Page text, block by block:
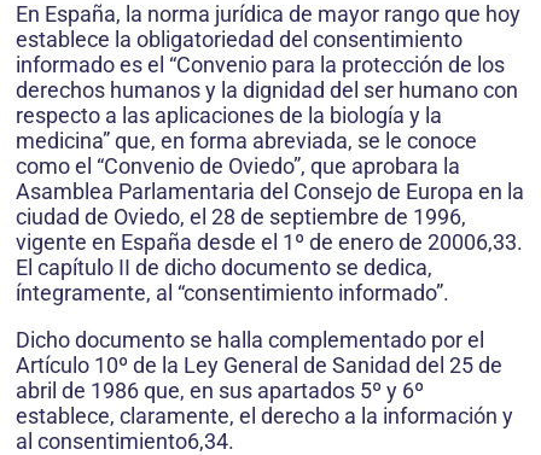
En España, la norma jurídica de mayor rango que hoy
establece la obligatoriedad del consentimiento
informado es el “Convenio para la protección de los
derechos humanos y la dignidad del ser humano con
respecto a las aplicaciones de la biología y la
medicina” que, en forma abreviada, se le conoce
como el “Convenio de Oviedo”, que aprobara la
Asamblea Parlamentaria del Consejo de Europa en la
ciudad de Oviedo, el 28 de septiembre de 1996,
vigente en España desde el 1º de enero de 20006,33.
El capítulo II de dicho documento se dedica,
íntegramente, al “consentimiento informado”.
Dicho documento se halla complementado por el
Artículo 10º de la Ley General de Sanidad del 25 de
abril de 1986 que, en sus apartados 5º y 6º
establece, claramente, el derecho a la información y
al consentimiento6,34.